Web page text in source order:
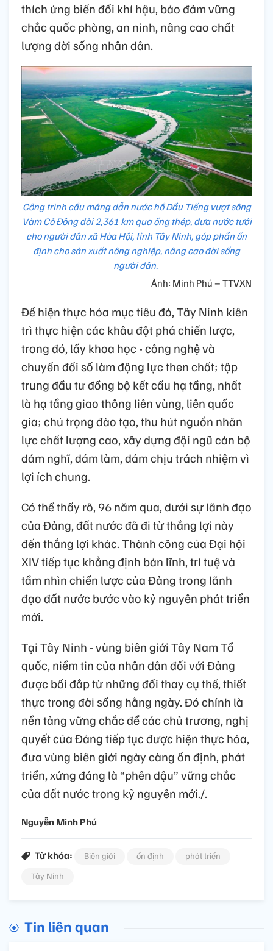
thích ứng biến đổi khí hậu, bảo đảm vững
chắc quốc phòng, an ninh, nâng cao chất
lượng đời sống nhân dân.
Công trình cầu máng dẫn nước hồ Dầu Tiếng vượt sông
Vàm Cỏ Đông dài 2,361 km qua ống thép, đưa nước tưới
cho người dân xã Hòa Hội, tỉnh Tây Ninh, góp phần ổn
định cho sản xuất nông nghiệp, nâng cao đời sống
người dân.
Ảnh: Minh Phú – TTVXN
Để hiện thực hóa mục tiêu đó, Tây Ninh kiên
trì thực hiện các khâu đột phá chiến lược,
trong đó, lấy khoa học - công nghệ và
chuyển đổi số làm động lực then chốt; tập
trung đầu tư đồng bộ kết cấu hạ tầng, nhất
là hạ tầng giao thông liên vùng, liên quốc
gia; chú trọng đào tạo, thu hút nguồn nhân
lực chất lượng cao, xây dựng đội ngũ cán bộ
dám nghĩ, dám làm, dám chịu trách nhiệm vì
lợi ích chung.
Có thể thấy rõ, 96 năm qua, dưới sự lãnh đạo
của Đảng, đất nước đã đi từ thắng lợi này
đến thắng lợi khác. Thành công của Đại hội
XIV tiếp tục khẳng định bản lĩnh, trí tuệ và
tầm nhìn chiến lược của Đảng trong lãnh
đạo đất nước bước vào kỷ nguyên phát triển
mới.
Tại Tây Ninh - vùng biên giới Tây Nam Tổ
quốc, niềm tin của nhân dân đối với Đảng
được bồi đắp từ những đổi thay cụ thể, thiết
thực trong đời sống hằng ngày. Đó chính là
nền tảng vững chắc để các chủ trương, nghị
quyết của Đảng tiếp tục được hiện thực hóa,
đưa vùng biên giới ngày càng ổn định, phát
triển, xứng đáng là “phên dậu” vững chắc
của đất nước trong kỷ nguyên mới./.
Nguyễn Minh Phú
Từ khóa: Biên giới ổn định
phát triển
Tây Ninh
Tin liên quan